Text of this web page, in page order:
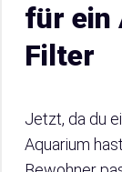
für ein
Filter
Jetzt, da du
Aquarium